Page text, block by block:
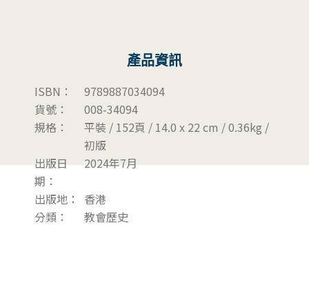
產品資訊
ISBN：
9789887034094
貨號：
008-34094
規格：
平裝 / 152頁 / 14.0 x 22 cm / 0.36kg /
初版
出版日
期：
2024年7月
出版地：
香港
分類：
教會歷史